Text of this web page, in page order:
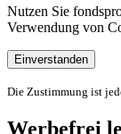
Nutzen Sie
Verwendung von
Einverstanden
Die Zustimmung ist
Werbefrei